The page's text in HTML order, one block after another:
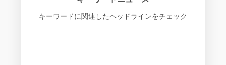
キーワードに関連したヘッドラインをチェック